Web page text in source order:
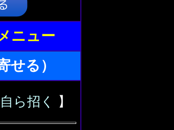
ニュー
せる）
ら招く 】